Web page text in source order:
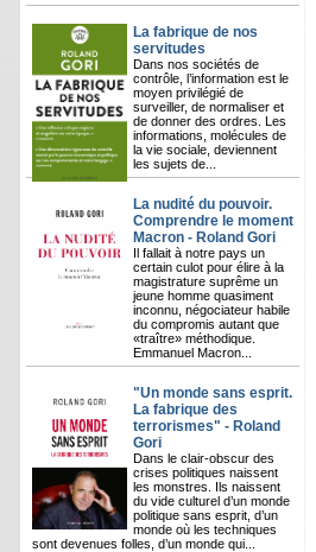
La fabrique de nos
servitudes
Dans nos sociétés de
contrôle, l’information est le
moyen privilégié de
surveiller, de normaliser et
de donner des ordres. Les
informations, molécules de
la vie sociale, deviennent
les sujets de...
La nudité du pouvoir.
Comprendre le moment
Macron - Roland Gori
Il fallait à notre pays un
certain culot pour élire à la
magistrature suprême un
jeune homme quasiment
inconnu, négociateur habile
du compromis autant que
«traître» méthodique.
Emmanuel Macron...
"Un monde sans esprit.
La fabrique des
terrorismes" - Roland
Gori
Dans le clair-obscur des
crises politiques naissent
les monstres. Ils naissent
du vide culturel d’un monde
politique sans esprit, d’un
monde où les techniques
sont devenues folles, d’un monde qui...